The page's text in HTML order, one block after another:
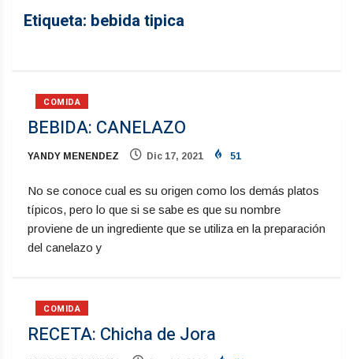
Etiqueta: bebida tipica
COMIDA
BEBIDA: CANELAZO
YANDY MENENDEZ Dic 17, 2021 51
No se conoce cual es su origen como los demás platos
típicos, pero lo que si se sabe es que su nombre
proviene de un ingrediente que se utiliza en la preparación
del canelazo y
COMIDA
RECETA: Chicha de Jora